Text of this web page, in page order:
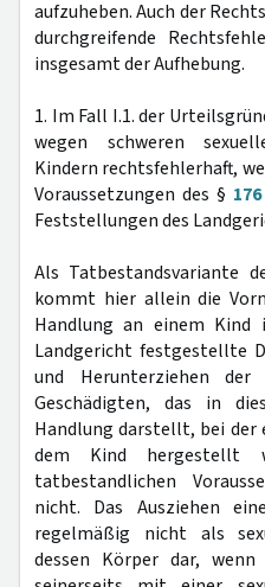
aufzuheben. Auch der
durchgreifende
insgesamt der Aufhebung.
1. Im Fall I.1. der
wegen schweren
Kindern rechtsfehlerhaft,
Voraussetzungen des § 176
Feststellungen des
Als Tatbestandsvariante
kommt hier allein die
Handlung an einem Kind
Landgericht festgestellte
und Herunterziehen der
Geschädigten, das in
Handlung darstellt, bei
dem Kind hergestellt
tatbestandlichen
nicht. Das Ausziehen
regelmäßig nicht als
dessen Körper dar,